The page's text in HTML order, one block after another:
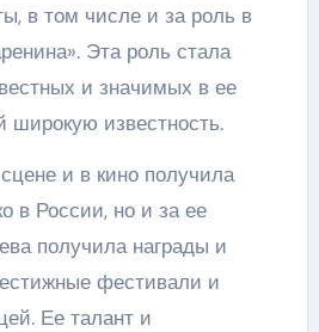
в том числе и за роль в
Эта роль стала
и значимых в ее
широкую известность.
и в кино получила
в России, но и за ее
получила награды и
фестивали и
Ее талант и